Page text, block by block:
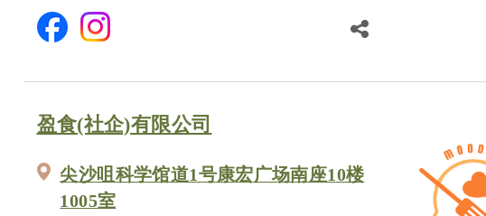
盈食(社企)有限公司
尖沙咀科学馆道1号康宏广场南座10楼
1005室